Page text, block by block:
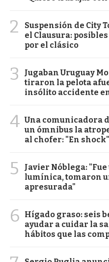
2
Suspensión de City
el Clausura:
por el clásico
3
Jugaban Uruguay
tiraron la pelota
insólito accidente
4 Una comunicadora
un ómnibus la
al chofer: "En shock"
5
Javier Nóblega:
lumínica, tomaron
apresurada"
6
Hígado graso: seis
ayudar a cuidar la
hábitos que las